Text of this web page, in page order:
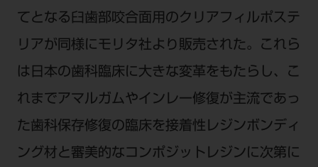
てとなる臼歯部咬合面用のクリアフィルポステ
リアが同様にモリタ社より販売された。これら
は日本の歯科臨床に大きな変革をもたらし、こ
れまでアマルガムやインレー修復が主流であっ
た歯科保存修復の臨床を接着性レジンボンディ
ング材と審美的なコンポジットレジンに次第に
ディーラー様におかれましては、モリタ各担当営
業所へお問い合わせ願います。
企業情報
個人情報保護方針 特定商取引について